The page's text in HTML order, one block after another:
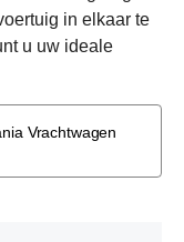
in elkaar te
u uw ideale
Vrachtwagen